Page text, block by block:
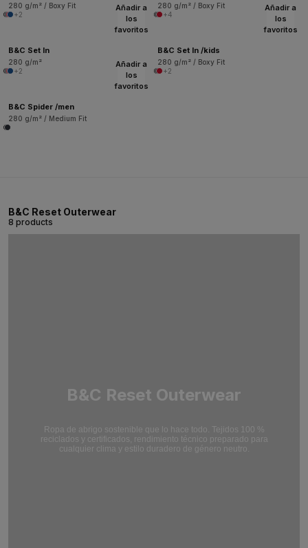
280 g/m² / Boxy Fit
+2
280 g/m² / Boxy Fit
+4
Añadir a
los
favoritos
B&C Set In
280 g/m²
+2
Añadir a
los
favoritos
B&C Set In /kids
280 g/m² / Boxy Fit
+2
Añadir a
los
favoritos
B&C Spider /men
280 g/m² / Medium Fit
B&C Reset Outerwear
8 products
B&C Reset Outerwear
Ropa de abrigo sostenible que lo hace todo. Tejidos 100 %
reciclados y certificados, rendimiento técnico preparado para
cualquier clima y estilo duradero de género neutro.